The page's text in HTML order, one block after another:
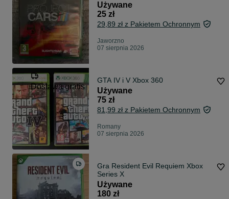
Używane
25 zł
29,89 zł z Pakietem Ochronnym
Jaworzno
07 sierpnia 2026
Dostawa gratis
GTA IV i V Xbox 360
Używane
75 zł
81,99 zł z Pakietem Ochronnym
Romany
07 sierpnia 2026
Gra Resident Evil Requiem Xbox
Series X
Używane
180 zł